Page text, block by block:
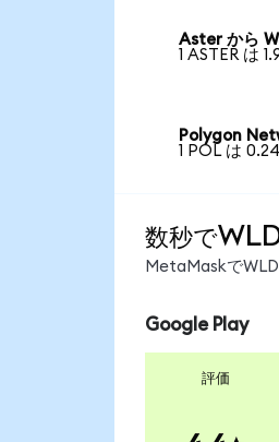
Aster から
1 ASTER は
Polygon
1 POL は
数秒で
MetaMaskで
Google Play
評価